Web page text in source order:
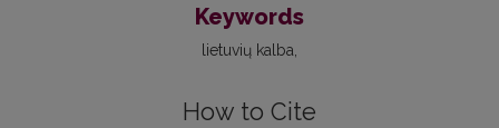
Keywords
lietuvių kalba
How to Cite